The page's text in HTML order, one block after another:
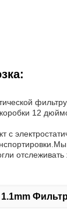
12
с
отслеживать
1.1mm